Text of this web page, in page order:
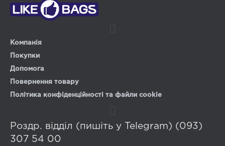
Компанія
Покупки
Допомога
Повернення товару
Політика конфіденційності та файли cookie
Роздр. відділ (пишіть у Telegram) (093)
307 54 00